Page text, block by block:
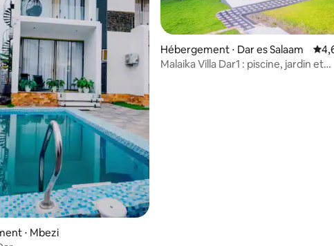
la base de 12 commentaires : 4,58 sur 5
⋅ Mbezi
Hébergement ⋅ Dar es Salaam
Malaika Villa Dar1 : piscine, jardin et